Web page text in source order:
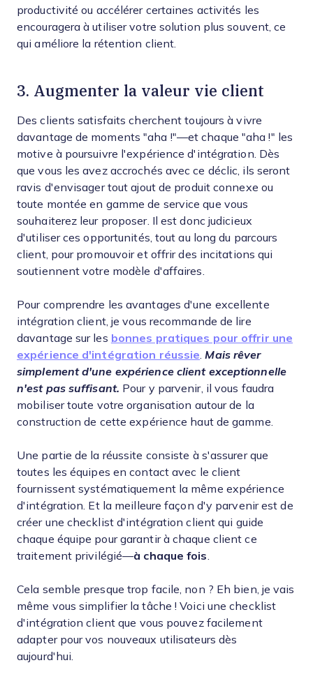
productivité ou accélérer certaines activités les
encouragera à utiliser votre solution plus souvent, ce
qui améliore la rétention client.
3. Augmenter la valeur vie client
Des clients satisfaits cherchent toujours à vivre
davantage de moments "aha !"—et chaque "aha !" les
motive à poursuivre l'expérience d'intégration. Dès
que vous les avez accrochés avec ce déclic, ils seront
ravis d'envisager tout ajout de produit connexe ou
toute montée en gamme de service que vous
souhaiterez leur proposer. Il est donc judicieux
d'utiliser ces opportunités, tout au long du parcours
client, pour promouvoir et offrir des incitations qui
soutiennent votre modèle d'affaires.
Pour comprendre les avantages d'une excellente
intégration client, je vous recommande de lire
davantage sur les bonnes pratiques pour offrir une
expérience d'intégration réussie .Mais rêver
simplement d'une expérience client exceptionnelle
n'est pas suffisant. Pour y parvenir, il vous faudra
mobiliser toute votre organisation autour de la
construction de cette expérience haut de gamme.
Une partie de la réussite consiste à s'assurer que
toutes les équipes en contact avec le client
fournissent systématiquement la même expérience
d'intégration. Et la meilleure façon d'y parvenir est de
créer une checklist d'intégration client qui guide
chaque équipe pour garantir à chaque client ce
traitement privilégié—à chaque fois
Cela semble presque trop facile, non ? Eh bien, je vais
même vous simplifier la tâche ! Voici une checklist
d'intégration client que vous pouvez facilement
adapter pour vos nouveaux utilisateurs dès
aujourd'hui.